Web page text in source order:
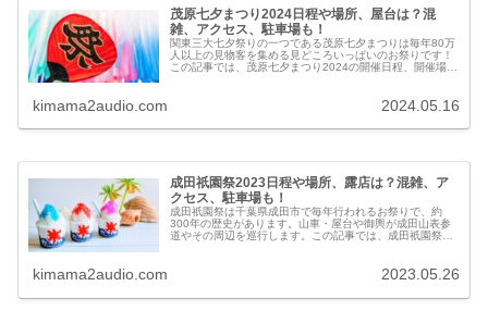
茂原七夕まつり2024日程や場所、屋台は？混
雑、アクセス、駐車場も！
関東三大七夕祭りの一つである茂原七夕まつりは毎年80万
人以上の見物客を集める見どころいっぱいのお祭りです！
この記事では、茂原七夕まつり2024の開催日程、開催場
kimama2audio.com 2024.05.16
成田祇園祭2023日程や場所、露店は？混雑、ア
クセス、駐車場も！
成田祇園祭は千葉県成田市で毎年行われるお祭りで、約
300年の歴史があります。山車・屋台や御輿が成田山表参
道やその周辺を巡行します。この記事では、成田祇園祭
kimama2audio.com 2023.05.26